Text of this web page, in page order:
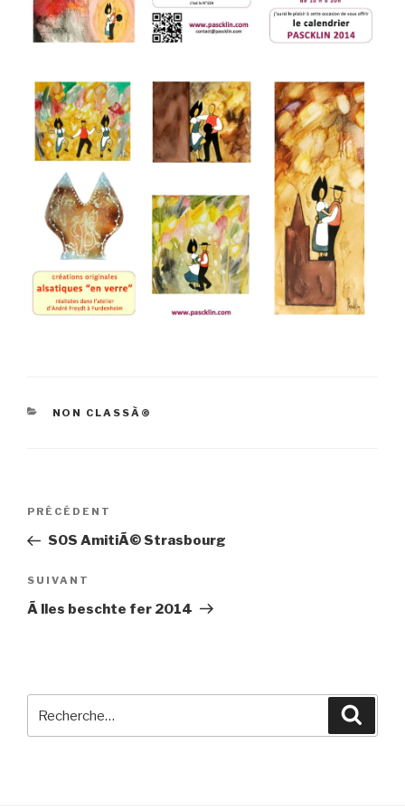
CATÉGORIES
NON CLASSÃ©
Navigation
l’article
Article
précédent
PRÉCÉDENT
SOS AmitiÃ© Strasbourg
Article
suivant
SUIVANT
Ã lles beschte fer 2014
pour